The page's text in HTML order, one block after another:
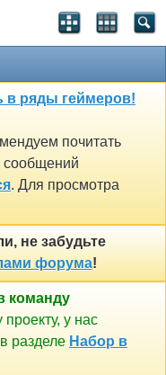
в ряды геймеров!
почитать
сообщений
. Для просмотра
не забудьте
форума!
команду
проекту, у нас
разделе Набор в